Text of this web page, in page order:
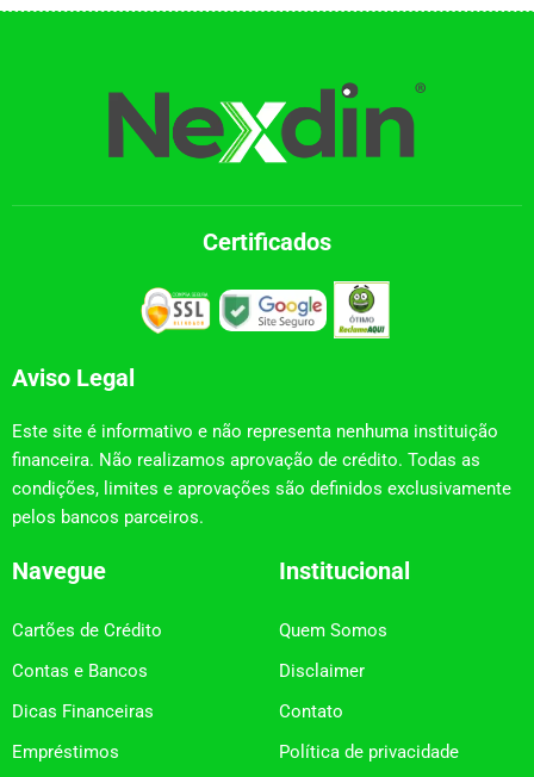
Certificados
Aviso Legal
Este site é informativo e não representa nenhuma instituição
financeira. Não realizamos aprovação de crédito. Todas as
condições, limites e aprovações são definidos exclusivamente
pelos bancos parceiros.
Navegue
Cartões de Crédito
Contas e Bancos
Dicas Financeiras
Empréstimos
Institucional
Quem Somos
Disclaimer
Contato
Política de privacidade